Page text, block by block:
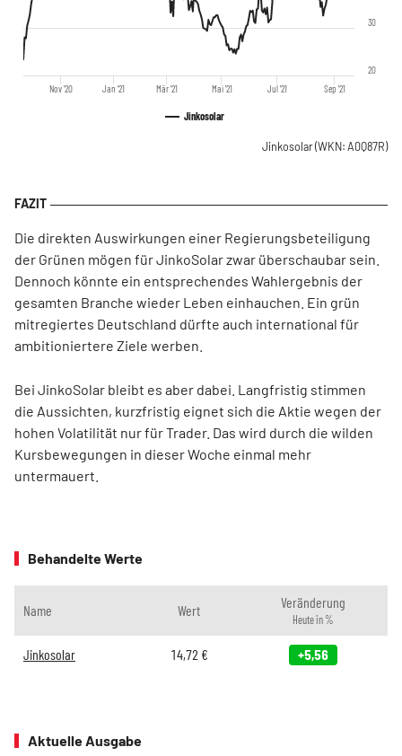
Jinkosolar
Nov '20 Jan '21 Mär '21 Mai '21 Jul '21 Sep '21
20
30
Jinkosolar(WKN: A0Q87R)
Die direkten Auswirkungen einer Regierungsbeteiligung
der Grünen mögen für JinkoSolar zwar überschaubar sein.
Dennoch könnte ein entsprechendes Wahlergebnis der
gesamten Branche wieder Leben einhauchen. Ein grün
mitregiertes Deutschland dürfte auch international für
ambitioniertere Ziele werben.
Bei JinkoSolar bleibt es aber dabei. Langfristig stimmen
die Aussichten, kurzfristig eignet sich die Aktie wegen der
hohen Volatilität nur für Trader. Das wird durch die wilden
Kursbewegungen in dieser Woche einmal mehr
untermauert.
Behandelte Werte
Name Wert Veränderung
Heute in %
Jinkosolar 14,72 € +5,56
Aktuelle Ausgabe